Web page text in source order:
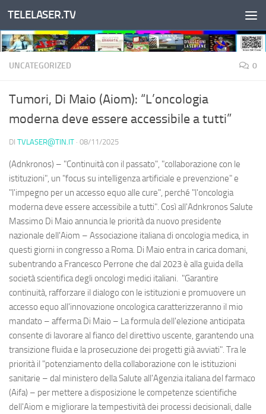
Salta al contenuto
TELELASER.TV
UNCATEGORIZED 0
Tumori, Di Maio (Aiom): “L’oncologia
moderna deve essere accessibile a tutti”
DI TVLASER@TIN.IT · 08/11/2025
(Adnkronos) – "Continuità con il passato", "collaborazione con le
istituzioni", un "focus su intelligenza artificiale e prevenzione" e
"l'impegno per un accesso equo alle cure", perché "l'oncologia
moderna deve essere accessibile a tutti". Così all'Adnkronos Salute
Massimo Di Maio annuncia le priorità da nuovo presidente
nazionale dell'Aiom – Associazione italiana di oncologia medica, in
questi giorni in congresso a Roma. Di Maio entra in carica domani,
subentrando a Francesco Perrone che dal 2023 è alla guida della
società scientifica degli oncologi medici italiani. "Garantire
continuità, rafforzare il dialogo con le istituzioni e promuovere un
accesso equo all'innovazione oncologica caratterizzeranno il mio
mandato – afferma Di Maio – La formula dell'elezione anticipata
consente di lavorare al fianco del direttivo uscente, garantendo una
transizione fluida e la prosecuzione dei progetti già avviati". Tra le
priorità il "potenziamento della collaborazione con le istituzioni
sanitarie – dal ministero della Salute all'Agenzia italiana del farmaco
(Aifa) – per mettere a disposizione le competenze scientifiche
dell'Aiom e migliorare la tempestività dei processi decisionali, dalle